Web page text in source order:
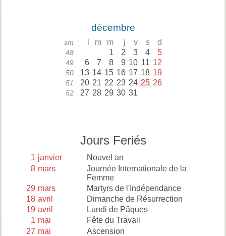
décembre
sm m m j v s d
48 1 2 3 4 5
49 6 7 8 9 10 11 12
50 13 14 15 16 17 18 19
51 20 21 22 23 24 25 26
52 27 28 29 30 31
Jours Feriés
1 janvier
Nouvel an
8 mars
Journée Internationale de la
Femme
29 mars
Martyrs de l'Indépendance
18 avril
Dimanche de Résurrection
19 avril
Lundi de Pâques
1 mai
Fête du Travail
27 mai
Ascension